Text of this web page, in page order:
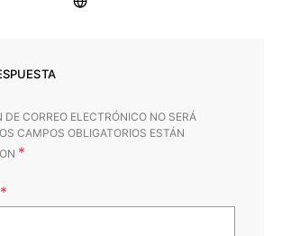
DE CORREO ELECTRÓNICO NO SERÁ
CAMPOS OBLIGATORIOS ESTÁN
*